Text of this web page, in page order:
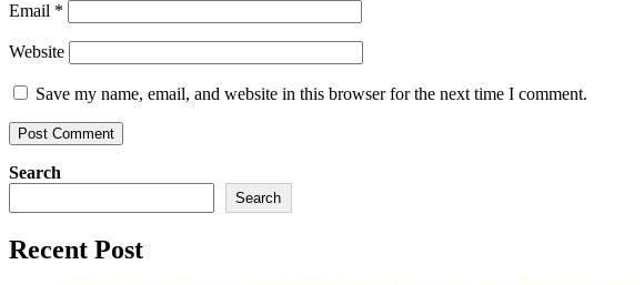
Email *
Website
Save my name, email, and website in this browser for the next time I comment.
Search
Search
Recent Post